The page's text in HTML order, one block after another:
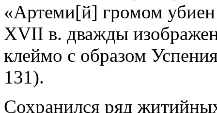
«Артеми[й] громом
XVII в. дважды
клеймо с образом
131).
Сохранился ряд